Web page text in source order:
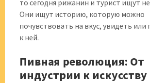
то сегодня рижанин и турист ищут
Они ищут историю, которую можно
почувствовать на вкус, увидеть или
к ней.
Пивная революция: От
индустрии к искусству